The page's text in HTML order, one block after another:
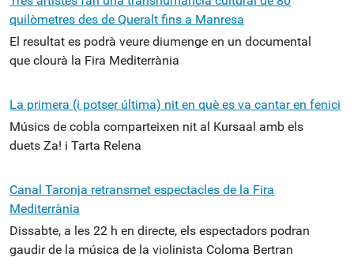
quilòmetres des de Queralt fins a Manresa
El resultat es podrà veure diumenge en un documental
que clourà la Fira Mediterrània
La primera (i potser última) nit en què es va cantar en fenici
Músics de cobla comparteixen nit al Kursaal amb els
duets Za! i Tarta Relena
Canal Taronja retransmet espectacles de la Fira
Mediterrània
Dissabte, a les 22 h en directe, els espectadors podran
gaudir de la música de la violinista Coloma Bertran